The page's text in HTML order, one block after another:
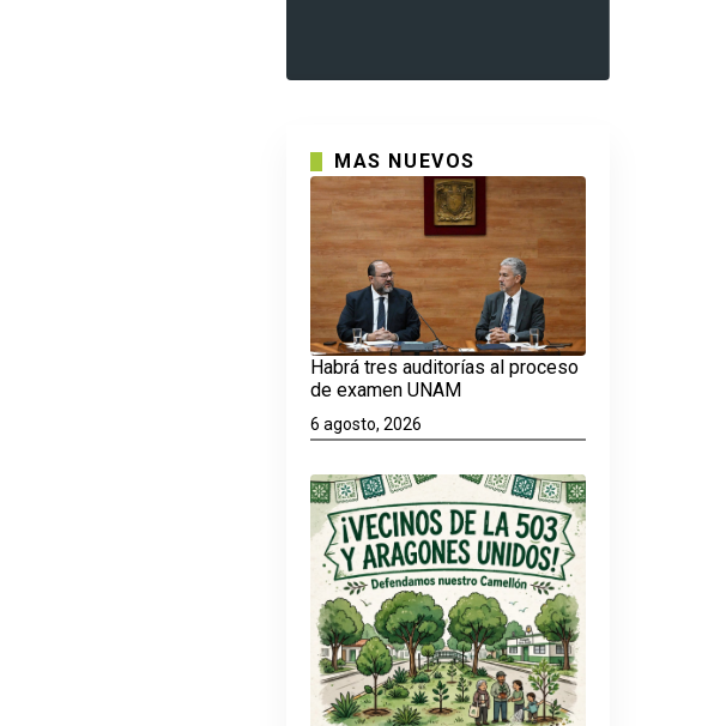
MAS NUEVOS
Habrá tres auditorías al proceso
de examen UNAM
6 agosto, 2026